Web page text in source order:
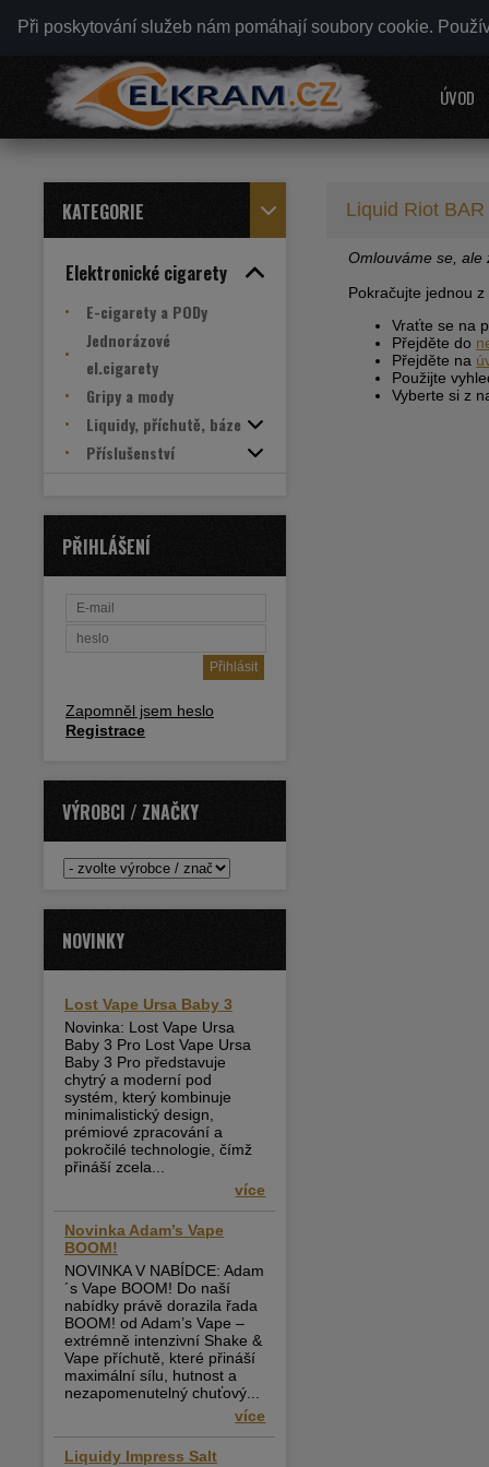
Při poskytování služeb nám pomáhají soubory cookie.
ÚVOD
KATEGORIE
Elektronické cigarety
E-cigarety a PODy
Jednorázové
el.cigarety
Gripy a mody
Liquidy, příchutě, báze
Příslušenství
PŘIHLÁŠENÍ
Zapomněl jsem heslo
Registrace
VÝROBCI / ZNAČKY
NOVINKY
Lost Vape Ursa Baby 3
Novinka: Lost Vape Ursa
Baby 3 Pro Lost Vape Ursa
Baby 3 Pro představuje
chytrý a moderní pod
systém, který kombinuje
minimalistický design,
prémiové zpracování a
pokročilé technologie, čímž
přináší zcela...
více
Novinka Adam’s Vape
BOOM!
NOVINKA V NABÍDCE: Adam
´s Vape BOOM! Do naší
nabídky právě dorazila řada
BOOM! od Adam’s Vape –
extrémně intenzivní Shake &
Vape příchutě, které přináší
maximální sílu, hutnost a
nezapomenutelný chuťový...
více
Liquidy Impress Salt
Liquid Riot
Omlouváme se,
Pokračujte jednou
Vraťte se na
Přejděte do
Přejděte na
Použijte
Vyberte si z